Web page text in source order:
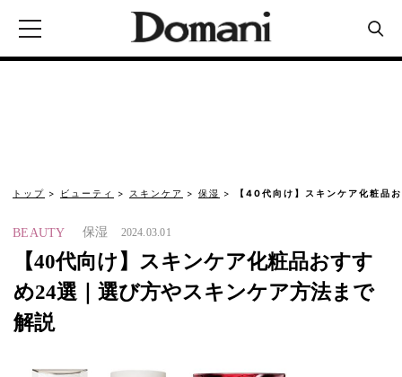
トップ ビューティ スキンケア 保湿 【40代向け】スキンケア化粧品
BEAUTY 保湿 2024.03.01
【40代向け】スキンケア化粧品おすす
め24選｜選び方やスキンケア方法まで
解説